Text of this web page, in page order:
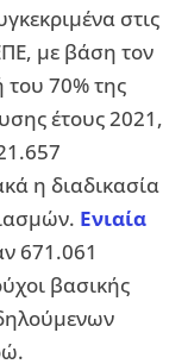
στις
με βάση τον
70% της
έτους 2021,
η διαδικασία
Ενιαία
671.061
βασικής